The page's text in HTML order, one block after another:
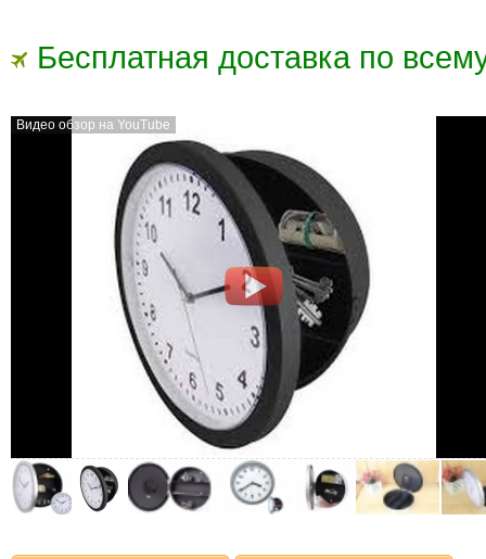
Бесплатная доставка по
Видео обзор на YouTube